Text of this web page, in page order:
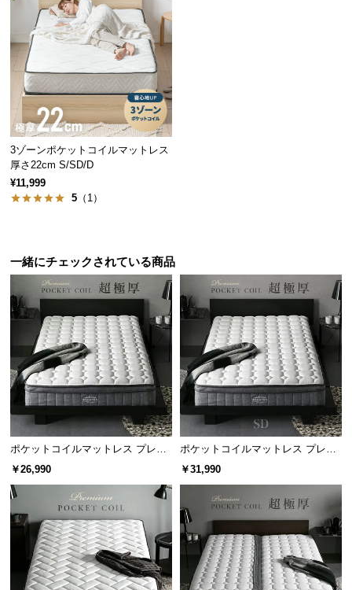
つ
い
て
返
品・
キ
ャ
ン
ル
て
証
に
つ
い
て
会
員
規
約
つ
い
て
ウレタンの厚み
2層のウレタンがしっかりと支える
高密度なポケットコイル
マットレスはコイル数が多ければ多いほど密度が増
し、より細かく体圧を分散させることができます。
3ゾーンポケットコイルマットレス
厚さ22cm S/SD/D
¥11,999
5 （1）
一緒にチェックされている商品
ポケットコイルマットレス プレミ
アム 超極厚 厚さ25cm S/SD/D
￥26,990
ポケットコイルマットレス プレミ
アム 超極厚 厚さ25cm SD
￥31,990